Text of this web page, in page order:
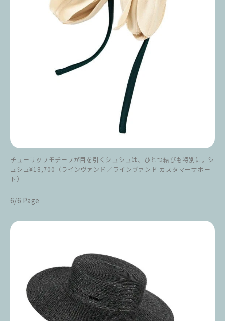
チューリップモチーフが目を引くシュシュは、ひとつ結びも特別に。シ
ュシュ¥18,700（ラインヴァンド／ラインヴァンド カスタマーサポー
ト）
6/6 Page